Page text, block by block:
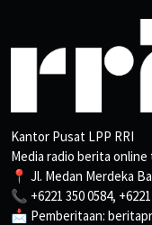
Kantor Pusat LPP RRI
Media radio berita online
📍 Jl. Medan Merdeka
📞 +6221 350 0584,
📩 Pemberitaan: